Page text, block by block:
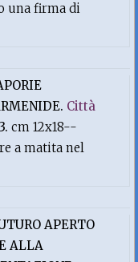
una firma di
Città
cm 12x18--
a matita nel
APERTO
ALLA